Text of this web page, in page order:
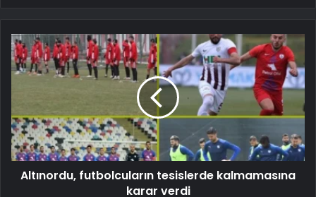
Altınordu, futbolcuların tesislerde kalmamasına
karar verdi